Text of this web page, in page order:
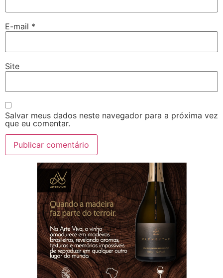
E-mail *
Site
Salvar meus dados neste navegador para a próxima vez
que eu comentar.